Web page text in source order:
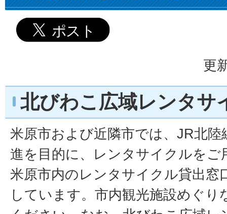
更
北びわこ広域レンタサ
米原市および近隣市では、JR北陸
進を目的に、レンタサイクルをご
米原市内のレンタサイクル貸出窓
しています。市内観光施設めぐり